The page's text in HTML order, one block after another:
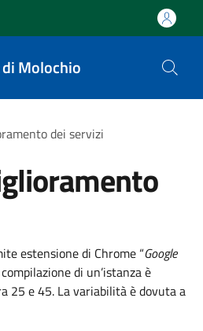
Molochio
dei servizi
estensione di Chrome “Google
di un’istanza è
25 e 45. La variabilità è dovuta a